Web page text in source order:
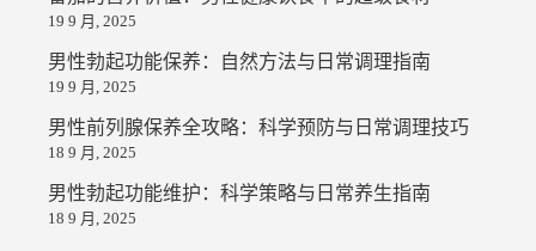
19 9 月, 2025
男性勃起功能保养：自然方法与日常调理指南
19 9 月, 2025
男性前列腺保养全攻略：科学预防与日常调理技巧
18 9 月, 2025
男性勃起功能维护：科学策略与日常养生指南
18 9 月, 2025